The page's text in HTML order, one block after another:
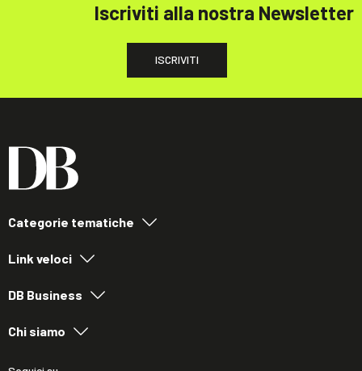
Iscriviti alla nostra Newsletter
ISCRIVITI
Categorie tematiche
Link veloci
DB Business
Chi siamo